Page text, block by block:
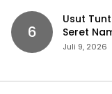
6
Usut
Seret
Juli 9, 2026